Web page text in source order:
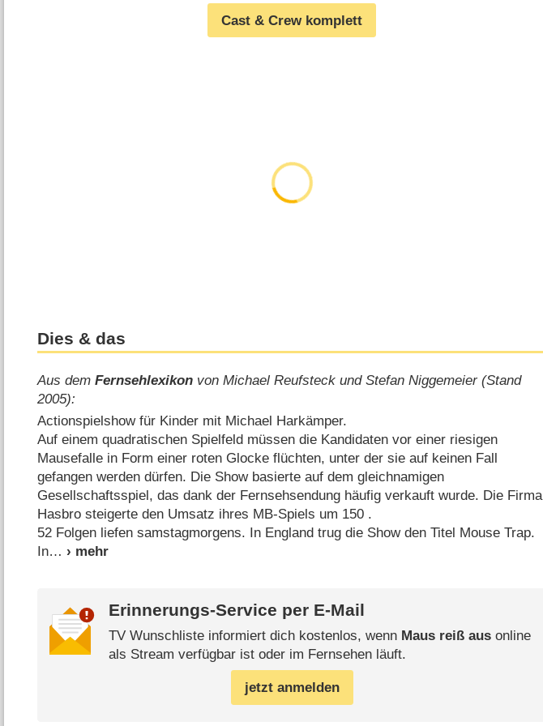
Cast & Crew komplett
Dies & das
Aus demFernsehlexikon von Michael Reufsteck und Stefan Niggemeier (Stand
2005):
Actionspielshow für Kinder mit Michael Harkämper.
Auf einem quadratischen Spielfeld müssen die Kandidaten vor einer riesigen
Mausefalle in Form einer roten Glocke flüchten, unter der sie auf keinen Fall
gefangen werden dürfen. Die Show basierte auf dem gleichnamigen
Gesellschaftsspiel, das dank der Fernsehsendung häufig verkauft wurde. Die Firma
Hasbro steigerte den Umsatz ihres MB-Spiels um 150 .
52 Folgen liefen samstagmorgens. In England trug die Show den Titel Mouse Trap.
In
Erinnerungs-Service per E-Mail
TV Wunschliste informiert dich kostenlos, wenn Maus reiß ausonline
als Stream verfügbar ist oder im Fernsehen läuft.
jetzt anmelden